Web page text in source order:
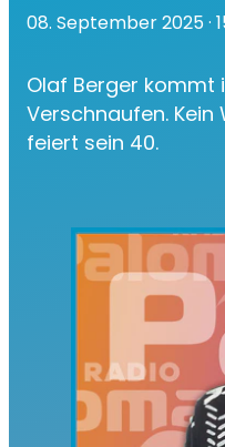
08. September 2025·
Olaf Berger kommt
Verschnaufen. Kein
feiert sein 40.